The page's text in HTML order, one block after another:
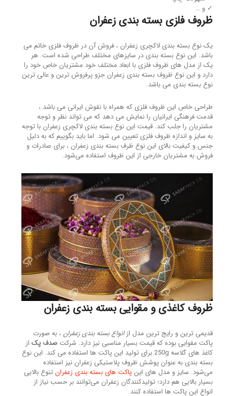
✓ و …
ظروف فلزی بسته بندی زعفران
یک نوع بسته بندی لاکچری زعفران ، فروش آن در ظروف فلزی خاتم می
باشد. این نوع بسته بندی در سایزهای مختلف طراحی شده است. هر
یک از مدل های ظروف فلزی با ابعاد مختلف خود مشتریان خاص خود را
دارد و این نوع ظروف بسته بندی زعفران جزو پرفروش ترین و عالی ترین
نوع بسته بندی می باشد.
طراحی خاص این ظروف فلزی که همراه با نقوش ایرانی می باشد ،
قدمت فرهنگی ایرانیان را نمایش می دهد که می تواند نظر و توجه
مشتریان را جلب کند. قیمت این نوع بسته بندی لاکچری زعفران با توجه
به سایز و اندازه ظروف فلزی تعیین می شود. اما باید بگوییم که به دلیل
جنس و کیفیت بالای این نوع ظرف بسته بندی زعفران ، برای صادرات و
فروش به مشتریان خارجی از این ظروف استفاده می‌شود.
ظروف کاغذی و مقوایی بسته بندی زعفران
قدیمی ترین و رایج ترین مدل ازانواع بسته بندی زعفران ، به صورت
پاکت مقوایی بوده که قیمت بسیار مناسبی نیز دارد. شرکتصدف پک از
کاغذ های گلاسه 250g برای تولید این پاکت ها استفاده می کند. این نوع
بسته بندی به عنوان پوشش ظروف پلاستیکی زعفران نیز استفاده
می‌شود. سایز و مدل های اینپاکت های بسته بندی زعفرانتنوع بالایی
بسیار بالایی هم دارد؛ تولیدکنندگان زعفران می‌توانند بر حسب نیاز از
انواع این پاکت ها استفاده کنند.